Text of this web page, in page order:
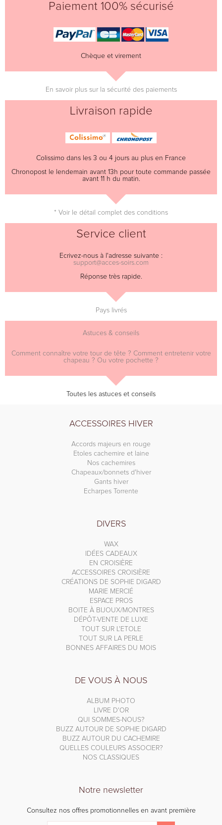
Paiement 100% sécurisé
Chèque et virement
En savoir plus sur la sécurité des paiements
Livraison rapide
Colissimo dans les 3 ou 4 jours au plus en France
Chronopost le lendemain avant 13h pour toute commande passée
avant 11 h du matin.
* Voir le détail complet des conditions
Service client
Ecrivez-nous à l'adresse suivante :
support@acces-soirs.com
Réponse très rapide.
Pays livrés
Astuces & conseils
Comment connaître votre tour de tête ? Comment entretenir votre
chapeau ? Ou votre pochette ?
Toutes les astuces et conseils
ACCESSOIRES HIVER
Accords majeurs en rouge
Etoles cachemire et laine
Nos cachemires
Chapeaux/bonnets d'hiver
Gants hiver
Echarpes Torrente
DIVERS
WAX
IDÉES CADEAUX
EN CROISIÈRE
ACCESSOIRES CROISIÈRE
CRÉATIONS DE SOPHIE DIGARD
MARIE MERCIÉ
ESPACE PROS
BOITE À BIJOUX/MONTRES
DÉPÔT-VENTE DE LUXE
TOUT SUR L'ETOLE
TOUT SUR LA PERLE
BONNES AFFAIRES DU MOIS
DE VOUS À NOUS
ALBUM PHOTO
LIVRE D'OR
QUI SOMMES-NOUS?
BUZZ AUTOUR DE SOPHIE DIGARD
BUZZ AUTOUR DU CACHEMIRE
QUELLES COULEURS ASSOCIER?
NOS CLASSIQUES
Notre newsletter
Consultez nos offres promotionnelles en avant première